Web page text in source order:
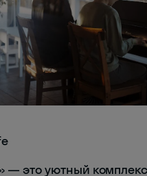
— это уютный комплекс